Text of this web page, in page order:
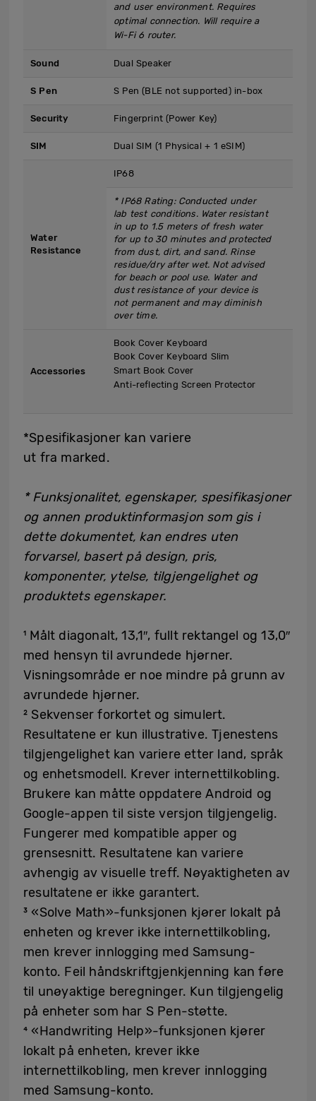
and user environment. Requires
optimal connection. Will require a
Wi-Fi 6 router.
Sound Dual Speaker
S Pen S Pen (BLE not supported) in-box
Security Fingerprint (Power Key)
SIM Dual SIM (1 Physical + 1 eSIM)
Water
Resistance
IP68
* IP68 Rating: Conducted under
lab test conditions. Water resistant
in up to 1.5 meters of fresh water
for up to 30 minutes and protected
from dust, dirt, and sand. Rinse
residue/dry after wet. Not advised
for beach or pool use. Water and
dust resistance of your device is
not permanent and may diminish
over time.
Accessories
Book Cover Keyboard
Book Cover Keyboard Slim
Smart Book Cover
Anti-reflecting Screen Protector
*Spesifikasjoner kan variere
ut fra marked.
* Funksjonalitet, egenskaper, spesifikasjoner
og annen produktinformasjon som gis i
dette dokumentet, kan endres uten
forvarsel, basert på design, pris,
komponenter, ytelse, tilgjengelighet og
produktets egenskaper.
¹ Målt diagonalt, 13,1″, fullt rektangel og 13,0″
med hensyn til avrundede hjørner.
Visningsområde er noe mindre på grunn av
avrundede hjørner.
² Sekvenser forkortet og simulert.
Resultatene er kun illustrative. Tjenestens
tilgjengelighet kan variere etter land, språk
og enhetsmodell. Krever internettilkobling.
Brukere kan måtte oppdatere Android og
Google-appen til siste versjon tilgjengelig.
Fungerer med kompatible apper og
grensesnitt. Resultatene kan variere
avhengig av visuelle treff. Nøyaktigheten av
resultatene er ikke garantert.
³ «Solve Math»-funksjonen kjører lokalt på
enheten og krever ikke internettilkobling,
men krever innlogging med Samsung-
konto. Feil håndskriftgjenkjenning kan føre
til unøyaktige beregninger. Kun tilgjengelig
på enheter som har S Pen-støtte.
⁴ «Handwriting Help»-funksjonen kjører
lokalt på enheten, krever ikke
internettilkobling, men krever innlogging
med Samsung-konto.